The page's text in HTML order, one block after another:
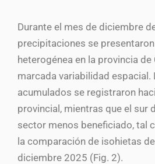
Durante el mes de diciembre
precipitaciones se
heterogénea en la provincia
marcada variabilidad espacial.
acumulados se registraron
provincial, mientras que el sur
sector menos beneficiado, tal
la comparación de isohietas
diciembre 2025 (Fig. 2).